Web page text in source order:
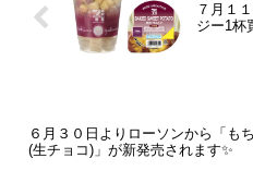
７月１
ジー1杯
６月３０日よりローソンから「も
(生チョコ)」が新発売されます✨